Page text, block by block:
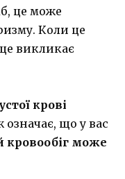
це може
Коли це
викликає
крові
означає, що у вас
кровообіг може